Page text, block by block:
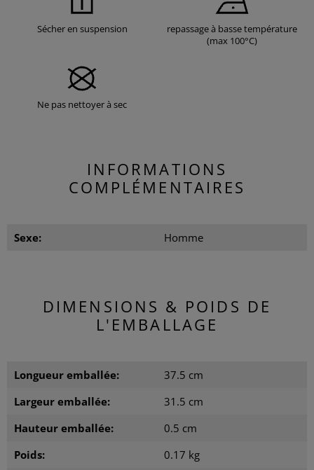
Sécher en suspension
repassage à basse température
(max 100°C)
Ne pas nettoyer à sec
INFORMATIONS
COMPLÉMENTAIRES
Sexe: Homme
DIMENSIONS & POIDS DE
L'EMBALLAGE
Longueur emballée:
37.5 cm
Largeur emballée:
31.5 cm
Hauteur emballée:
0.5 cm
Poids:
0.17 kg